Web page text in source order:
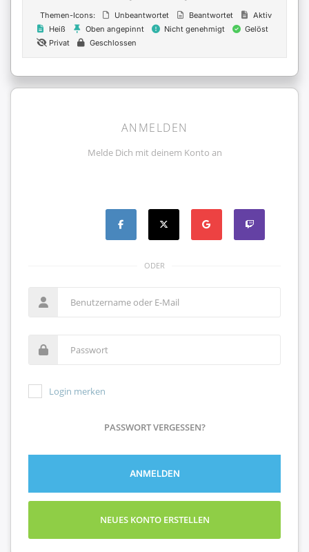
ANMELDEN
Melde Dich mit deinem Konto an
ODER
Login merken
PASSWORT VERGESSEN?
ANMELDEN
NEUES KONTO ERSTELLEN
Themen-Icons:
Unbeantwortet Beantwortet
Aktiv
Heiß
Oben angepinnt Nicht genehmigt
Gelöst
Privat
Geschlossen